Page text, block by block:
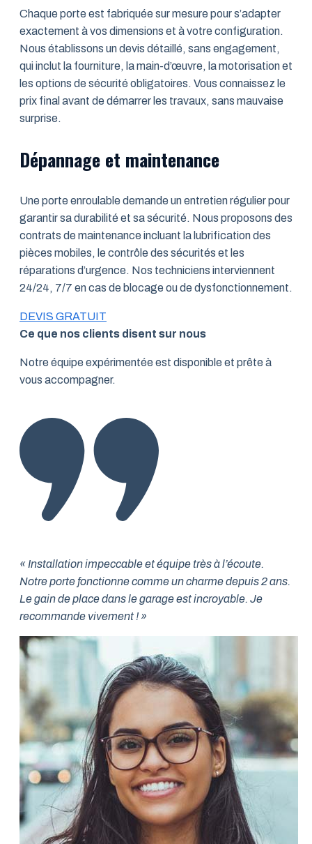
Chaque porte est fabriquée sur mesure pour s’adapter
exactement à vos dimensions et à votre configuration.
Nous établissons un devis détaillé, sans engagement,
qui inclut la fourniture, la main-d’œuvre, la motorisation et
les options de sécurité obligatoires. Vous connaissez le
prix final avant de démarrer les travaux, sans mauvaise
surprise.
Dépannage et maintenance
Une porte enroulable demande un entretien régulier pour
garantir sa durabilité et sa sécurité. Nous proposons des
contrats de maintenance incluant la lubrification des
pièces mobiles, le contrôle des sécurités et les
réparations d’urgence. Nos techniciens interviennent
24/24, 7/7 en cas de blocage ou de dysfonctionnement.
DEVIS GRATUIT
Ce que nos clients disent sur nous
Notre équipe expérimentée est disponible et prête à
vous accompagner.
« Installation impeccable et équipe très à l’écoute.
Notre porte fonctionne comme un charme depuis 2 ans.
Le gain de place dans le garage est incroyable. Je
recommande vivement ! »